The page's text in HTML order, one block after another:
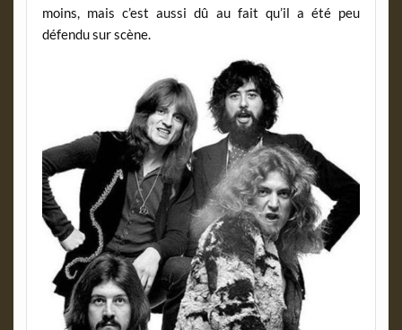
moins, mais c’est aussi dû au fait qu’il a été peu
défendu sur scène.